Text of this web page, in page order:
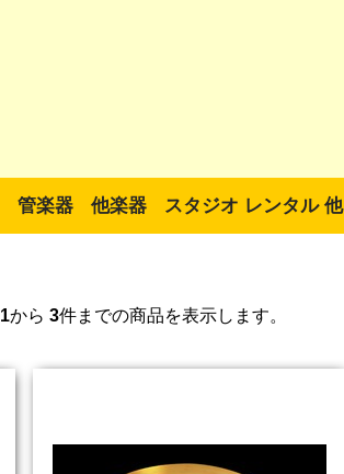
管楽器 他楽器 スタジオ レンタル 他
1から 3件までの商品を表示します。